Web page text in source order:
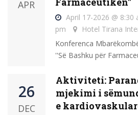
APR
April 17-2026 @ 8:30
pm
Hotel Tirana
Konferenca
''Së Bashku për
26
DEC
Aktiviteti:
mjekimi i
e